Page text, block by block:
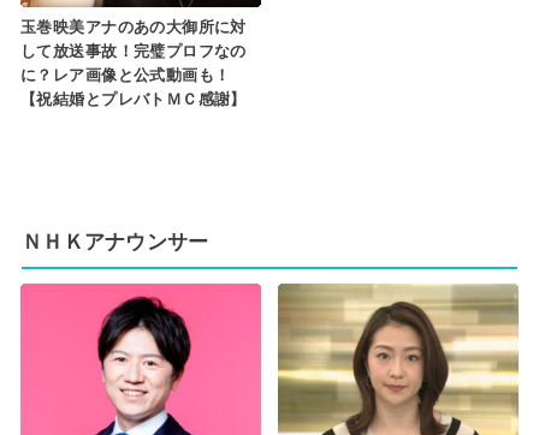
玉巻映美アナのあの大御所に対
して放送事故！完璧プロフなの
に？レア画像と公式動画も！
【祝結婚とプレバトＭＣ感謝】
ＮＨＫアナウンサー